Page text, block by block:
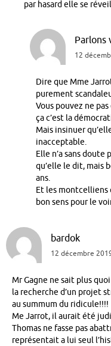
par hasard elle se
Parlons
12
Dire que Mme
purement
Vous pouvez ne
ça c’est la
Mais insinuer
inacceptable.
Elle n’a sans
qu’elle le dit, mais
ans.
Et les
bon sens pour le
bardok
12 décembre
Mr Gagne ne sait plus
la recherche d’un projet
au summum du ridicule!!!!
Me Jarrot, il aurait été
Thomas ne fasse pas
représentait a lui seul